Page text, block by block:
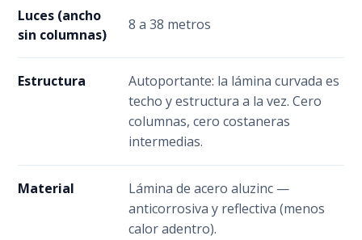
Luces (ancho
sin columnas)
8 a 38 metros
Estructura
Autoportante: la lámina curvada es
techo y estructura a la vez. Cero
columnas, cero costaneras
intermedias.
Material
Lámina de acero aluzinc —
anticorrosiva y reflectiva (menos
calor adentro).